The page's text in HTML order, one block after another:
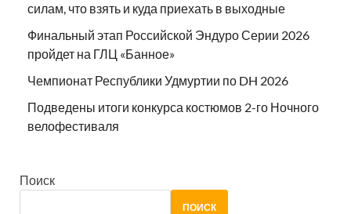
силам, что взять и куда приехать в выходные
Финальный этап Российской Эндуро Серии 2026
пройдет на ГЛЦ «Банное»
Чемпионат Республики Удмуртии по DH 2026
Подведены итоги конкурса костюмов 2-го Ночного
велофестиваля
Поиск
ПОИСК